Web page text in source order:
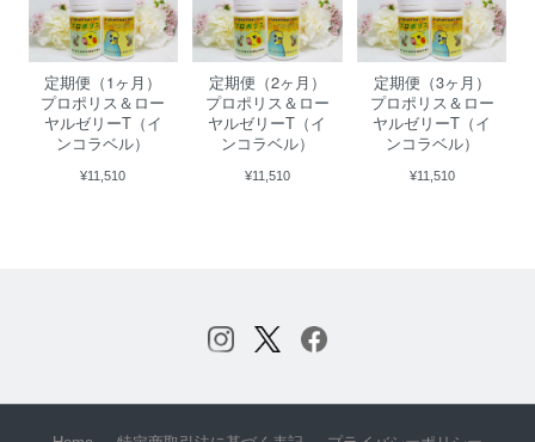
定期便（1ヶ月）
プロポリス＆ロー
ヤルゼリーT（イ
ンコラベル）
¥11,510
定期便（2ヶ月）
プロポリス＆ロー
ヤルゼリーT（イ
ンコラベル）
¥11,510
定期便（3ヶ月）
プロポリス＆ロー
ヤルゼリーT（イ
ンコラベル）
¥11,510